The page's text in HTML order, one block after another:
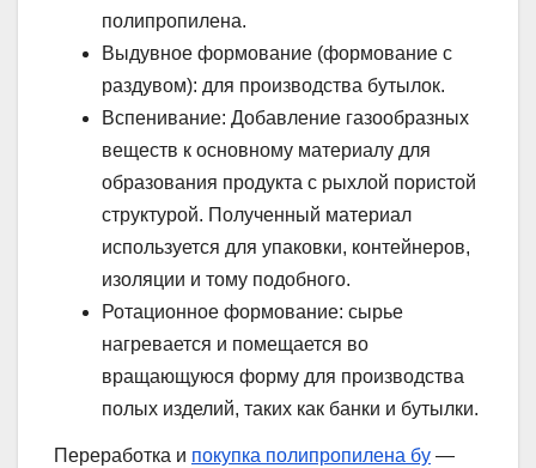
полипропилена.
Выдувное формование (формование с
раздувом): для производства бутылок.
Вспенивание: Добавление газообразных
веществ к основному материалу для
образования продукта с рыхлой пористой
структурой. Полученный материал
используется для упаковки, контейнеров,
изоляции и тому подобного.
Ротационное формование: сырье
нагревается и помещается во
вращающуюся форму для производства
полых изделий, таких как банки и бутылки.
Переработка и покупка полипропилена бу —